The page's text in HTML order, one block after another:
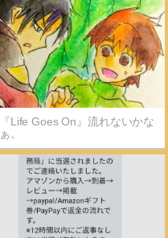
『Life Goes On』流れないかな
ぁ。